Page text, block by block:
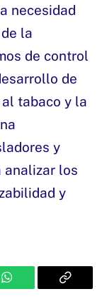
necesidad
la
de control
de
tabaco y la
y
analizar los
y
WhatsApp Copy